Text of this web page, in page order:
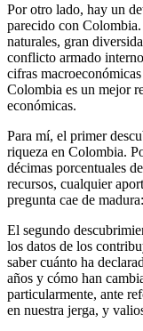
Por otro lado, hay un
parecido con
naturales, gran
conflicto armado
cifras
Colombia es un mejor
económicas.
Para mí, el primer
riqueza en Colombia.
décimas porcentuales
recursos, cualquier
pregunta cae de
El segundo
los datos de los
saber cuánto ha
años y cómo han
particularmente, ante
en nuestra jerga, y